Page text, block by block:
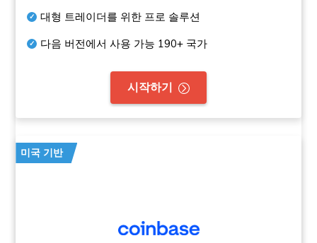
대형 트레이더를 위한 프로 솔루션
다음 버전에서 사용 가능 190+ 국가
시작하기
미국 기반